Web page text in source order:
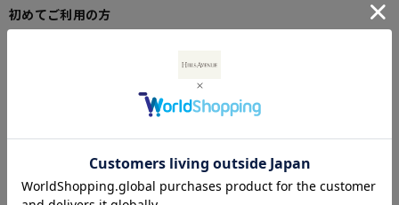
初めてご利用の方
メールアドレスとパスワードを登録しておくと便利にお買い物ができる